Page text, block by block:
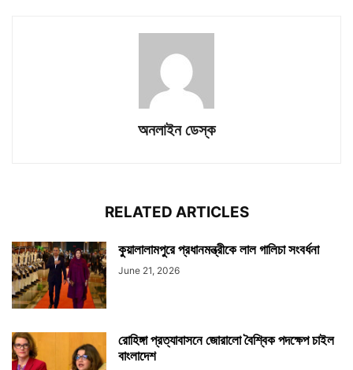
অনলাইন ডেস্ক
RELATED ARTICLES
কুয়ালালামপুরে প্রধানমন্ত্রীকে লাল গালিচা সংবর্ধনা
June 21, 2026
রোহিঙ্গা প্রত্যাবাসনে জোরালো বৈশ্বিক পদক্ষেপ চাইল
বাংলাদেশ